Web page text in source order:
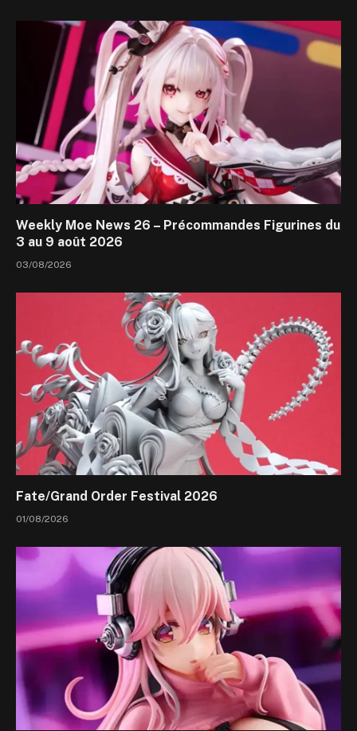
Weekly Moe News 26 – Précommandes Figurines du
3 au 9 août 2026
03/08/2026
Fate/Grand Order Festival 2026
01/08/2026